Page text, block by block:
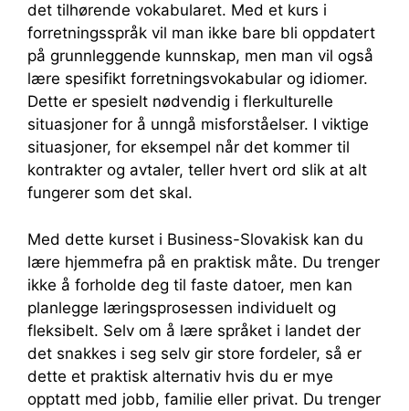
det tilhørende vokabularet. Med et kurs i
forretningsspråk vil man ikke bare bli oppdatert
på grunnleggende kunnskap, men man vil også
lære spesifikt forretningsvokabular og idiomer.
Dette er spesielt nødvendig i flerkulturelle
situasjoner for å unngå misforståelser. I viktige
situasjoner, for eksempel når det kommer til
kontrakter og avtaler, teller hvert ord slik at alt
fungerer som det skal.
Med dette kurset i Business-Slovakisk kan du
lære hjemmefra på en praktisk måte. Du trenger
ikke å forholde deg til faste datoer, men kan
planlegge læringsprosessen individuelt og
fleksibelt. Selv om å lære språket i landet der
det snakkes i seg selv gir store fordeler, så er
dette et praktisk alternativ hvis du er mye
opptatt med jobb, familie eller privat. Du trenger